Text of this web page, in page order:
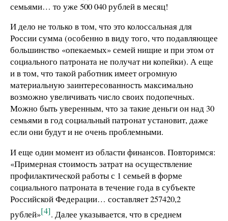
семьями… то уже 500 040 рублей в месяц!
И дело не только в том, что это колоссальная для
России сумма (особенно в виду того, что подавляющее
большинство «опекаемых» семей нищие и при этом от
социального патроната не получат ни копейки). А еще
и в том, что такой работник имеет огромную
материальную заинтересованность максимально
возможно увеличивать число своих подопечных.
Можно быть уверенным, что за такие деньги он над 30
семьями в год социальный патронат установит, даже
если они будут и не очень проблемными.
И еще один момент из области финансов. Повторимся:
«Примерная стоимость затрат на осуществление
профилактической работы с 1 семьей в форме
социального патроната в течение года в субъекте
Российской Федерации… составляет 257420,2
рублей»[4]. Далее указывается, что в среднем